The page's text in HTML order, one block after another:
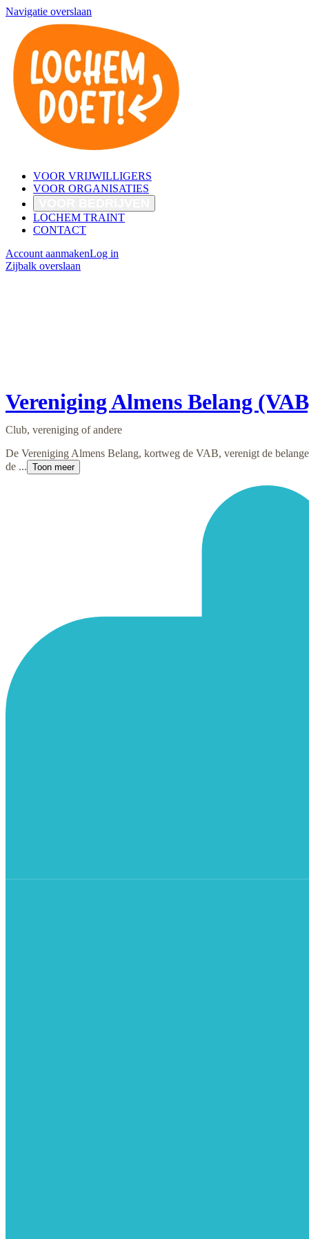
Navigatie overslaan
VOOR VRIJWILLIGERS
VOOR ORGANISATIES
LOCHEM TRAINT
CONTACT
Account aanmakenLog in
Zijbalk overslaan
Vereniging Almens Belang
Club, vereniging of andere
De Vereniging Almens Belang, kortweg de VAB, verenigt de
de ... Toon meer